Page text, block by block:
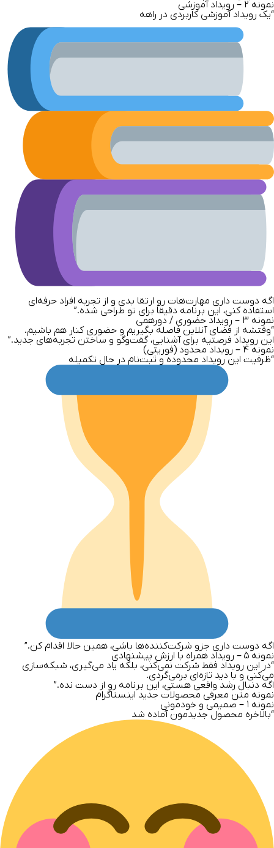
نمونه۲ –
رویداد آموزشی
“یک رویداد آموزشی کاربردی در راهه
اگه دوست داری مهارت‌هات رو ارتقا بدی و از تجربه افراد حرفه‌ای
استفاده کنی، این برنامه دقیقاً برای تو طراحی شده.”
نمونه ۳ –
رویداد حضوری / دورهمی
“وقتشه از فضای آنلاین فاصله بگیریم و حضوری کنار هم باشیم.
این رویداد فرصتیه برای آشنایی، گفت‌وگو و ساختن تجربه‌های جدید.”
نمونه۴ –
رویداد محدود (فوریتی)
“ظرفیت این رویداد محدوده و ثبت‌نام در حال تکمیله
اگه دوست داری جزو شرکت‌کننده‌ها باشی، همین حالا اقدام کن.”
نمونه۵ –
رویداد همراه با ارزش پیشنهادی
“در این رویداد فقط شرکت نمی‌کنی، بلکه یاد می‌گیری، شبکه‌سازی
می‌کنی و با دید تازه‌ای برمی‌گردی.
اگه دنبال رشد واقعی هستی، این برنامه رو از دست نده.”
نمونه متن معرفی محصولات جدید اینستاگرام
نمونه ۱ –
صمیمی و خودمونی
“بالاخره محصول جدیدمون آماده شد